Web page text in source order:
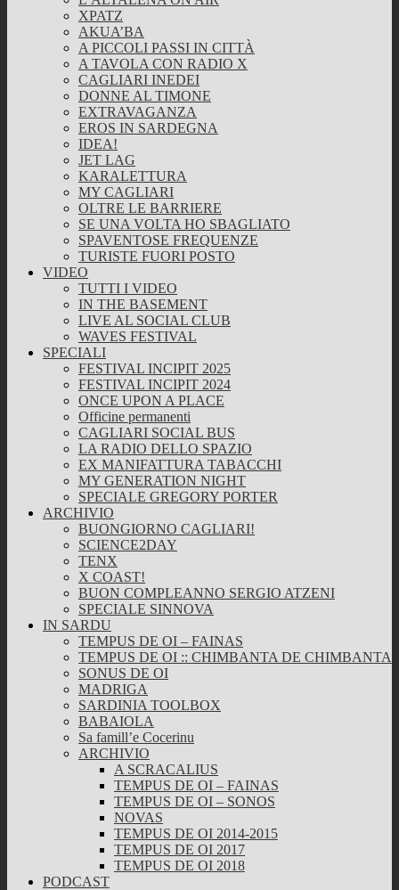
XPATZ
AKUA’BA
A PICCOLI PASSI IN CITTÀ
A TAVOLA CON RADIO X
CAGLIARI INEDEI
DONNE AL TIMONE
EXTRAVAGANZA
EROS IN SARDEGNA
IDEA!
JET LAG
KARALETTURA
MY CAGLIARI
OLTRE LE BARRIERE
SE UNA VOLTA HO SBAGLIATO
SPAVENTOSE FREQUENZE
TURISTE FUORI POSTO
VIDEO
TUTTI I VIDEO
IN THE BASEMENT
LIVE AL SOCIAL CLUB
WAVES FESTIVAL
SPECIALI
FESTIVAL INCIPIT 2025
FESTIVAL INCIPIT 2024
ONCE UPON A PLACE
Officine permanenti
CAGLIARI SOCIAL BUS
LA RADIO DELLO SPAZIO
EX MANIFATTURA TABACCHI
MY GENERATION NIGHT
SPECIALE GREGORY PORTER
ARCHIVIO
BUONGIORNO CAGLIARI!
SCIENCE2DAY
TENX
X COAST!
BUON COMPLEANNO SERGIO ATZENI
SPECIALE SINNOVA
IN SARDU
TEMPUS DE OI – FAINAS
TEMPUS DE OI :: CHIMBANTA DE CHIMBANTA
SONUS DE OI
MADRIGA
SARDINIA TOOLBOX
BABAIOLA
Sa famill’e Cocerinu
ARCHIVIO
A SCRACALIUS
TEMPUS DE OI – FAINAS
TEMPUS DE OI – SONOS
NOVAS
TEMPUS DE OI 2014-2015
TEMPUS DE OI 2017
TEMPUS DE OI 2018
PODCAST